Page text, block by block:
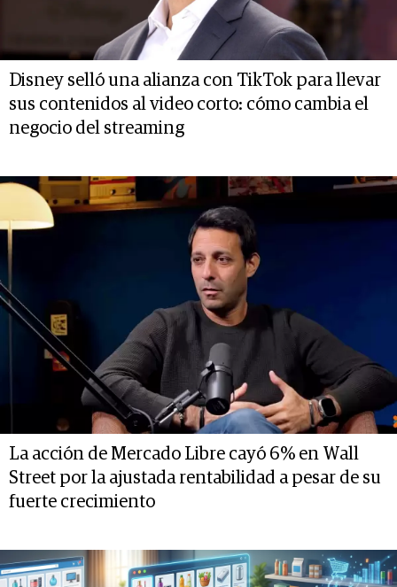
Disney selló una alianza con TikTok para llevar
sus contenidos al video corto: cómo cambia el
negocio del streaming
La acción de Mercado Libre cayó 6% en Wall
Street por la ajustada rentabilidad a pesar de su
fuerte crecimiento